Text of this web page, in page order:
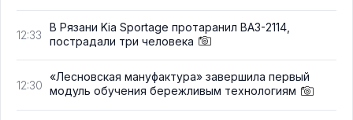
12:33
В Рязани Kia Sportage протаранил ВАЗ-2114,
пострадали три человека
12:30
«Лесновская мануфактура» завершила первый
модуль обучения бережливым технологиям